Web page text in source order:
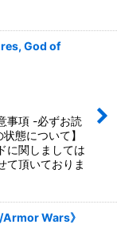
God of
事項 -必ずお読
態について】
に関しましては
て頂いておりま
Armor Wars》